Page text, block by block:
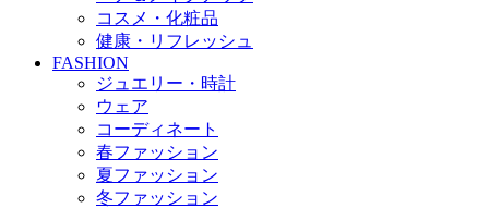
コスメ・化粧品
健康・リフレッシュ
FASHION
ジュエリー・時計
ウェア
コーディネート
春ファッション
夏ファッション
冬ファッション